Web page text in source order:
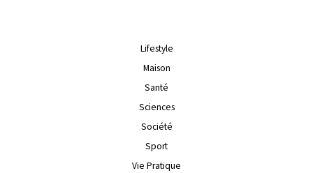
Lifestyle
Maison
Santé
Sciences
Société
Sport
Vie Pratique